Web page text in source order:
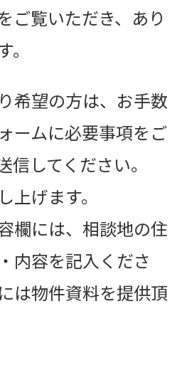
ご覧いただき、あり
希望の方は、お手数
ームに必要事項をご
信してください。
上げます。
欄には、相談地の住
内容を記入くださ
は物件資料を提供頂